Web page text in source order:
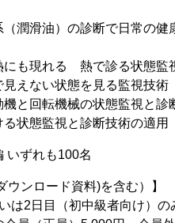
潤滑油）の診断で日常の
も現れる 熱で診る状態監
えない状態を見る監視技術
と回転機械の状態監視と診
状態監視と診断技術の適用
ずれも100名
ウンロード資料)を含む）】
は2日目（初中級者向け）の